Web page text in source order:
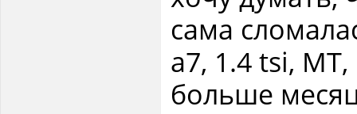
сама
a7, 1.4 tsi,
больше